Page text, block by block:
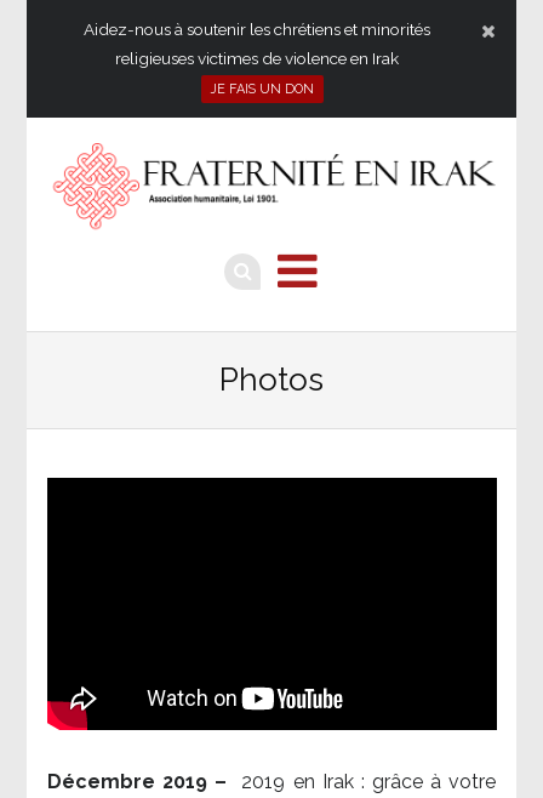
Aidez-nous à soutenir les chrétiens et minorités
religieuses victimes de violence en Irak
JE FAIS UN DON
Photos
Décembre 2019 – 2019 en Irak : grâce à votre